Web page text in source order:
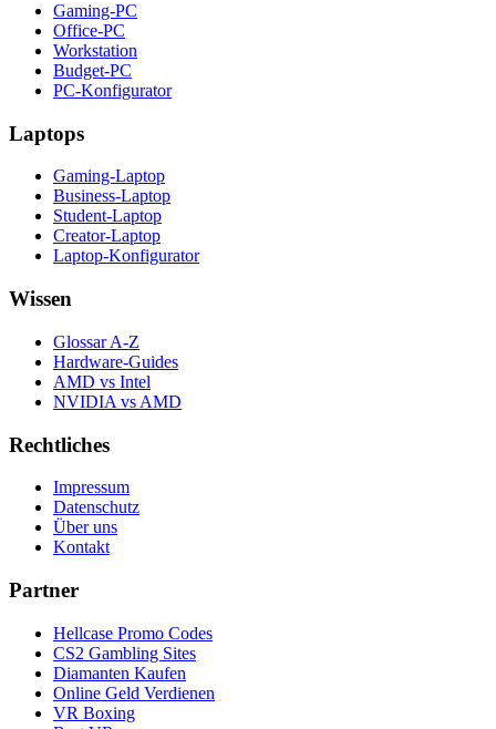
Gaming-PC
Office-PC
Workstation
Budget-PC
PC-Konfigurator
Laptops
Gaming-Laptop
Business-Laptop
Student-Laptop
Creator-Laptop
Laptop-Konfigurator
Wissen
Glossar A-Z
Hardware-Guides
AMD vs Intel
NVIDIA vs AMD
Rechtliches
Impressum
Datenschutz
Über uns
Kontakt
Partner
Hellcase Promo Codes
CS2 Gambling Sites
Diamanten Kaufen
Online Geld Verdienen
VR Boxing